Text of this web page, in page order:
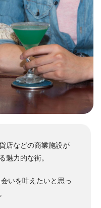
店などの商業施設が
魅力的な街。
いを叶えたいと思っ